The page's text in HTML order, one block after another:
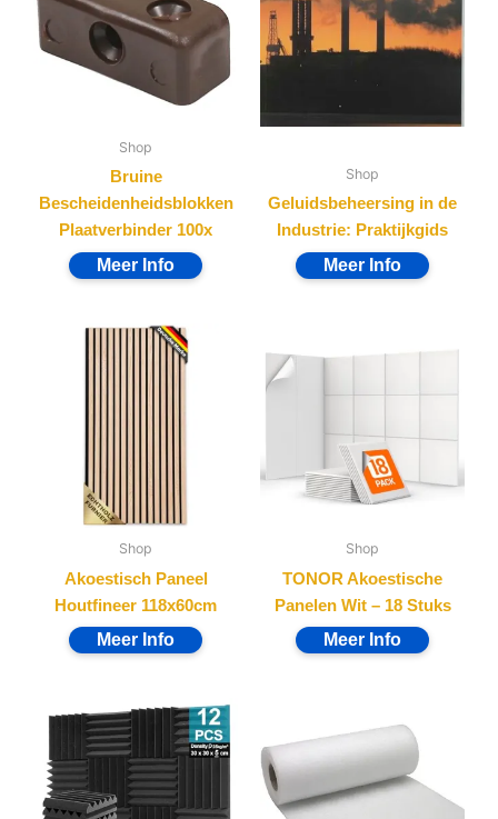
Shop
Bruine
Bescheidenheidsblokken
Plaatverbinder 100x
Shop
Geluidsbeheersing in de
Industrie: Praktijkgids
Shop
Akoestisch Paneel
Houtfineer 118x60cm
Shop
TONOR Akoestische
Panelen Wit – 18 Stuks